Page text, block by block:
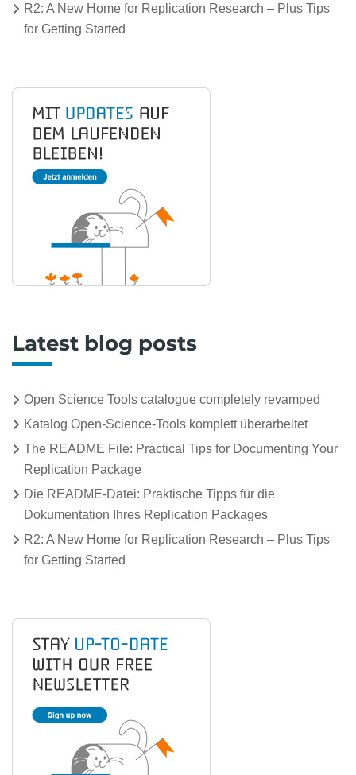
R2: A New Home for Replication Research – Plus Tips
for Getting Started
Latest blog posts
Open Science Tools catalogue completely revamped
Katalog Open-Science-Tools komplett überarbeitet
The README File: Practical Tips for Documenting Your
Replication Package
Die README-Datei: Praktische Tipps für die
Dokumentation Ihres Replication Packages
R2: A New Home for Replication Research – Plus Tips
for Getting Started